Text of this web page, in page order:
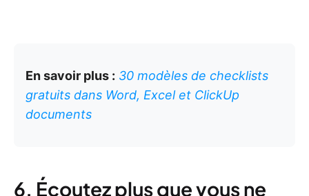
En savoir plus : 30 modèles de checklists
gratuits dans Word, Excel et ClickUp
documents
6. Écoutez plus que vous ne